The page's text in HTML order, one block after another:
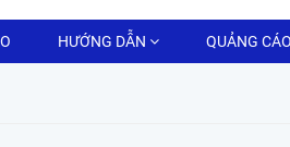
HƯỚNG DẪN QUẢNG CÁO